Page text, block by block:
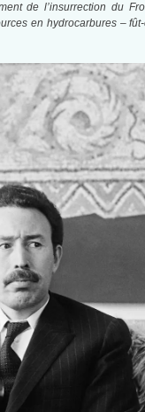
de l’insurrection du
en hydrocarbures –